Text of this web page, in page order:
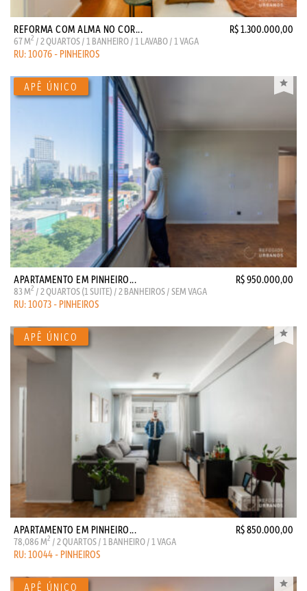
REFORMA COM ALMA NO COR... R$ 1.300.000,00
67 M2 / 2 QUARTOS / 1 BANHEIRO / 1 LAVABO / 1 VAGA
RU: 10076 - PINHEIROS
APARTAMENTO EM PINHEIRO... R$ 950.000,00
83 M2 / 2 QUARTOS (1 SUITE) / 2 BANHEIROS / SEM VAGA
RU: 10073 - PINHEIROS
APARTAMENTO EM PINHEIRO... R$ 850.000,00
78,086 M2 / 2 QUARTOS / 1 BANHEIRO / 1 VAGA
RU: 10044 - PINHEIROS